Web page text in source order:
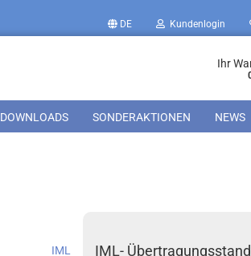
DE Kundenlogin
Ihr
DOWNLOADS SONDERAKTIONEN NEWS
IML
IML-